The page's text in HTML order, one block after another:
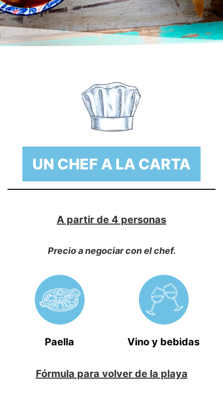
UN CHEF A LA CARTA
A partir de 4 personas
Precio a negociar con el chef.
Paella Vino y bebidas
Fórmula para volver de la playa